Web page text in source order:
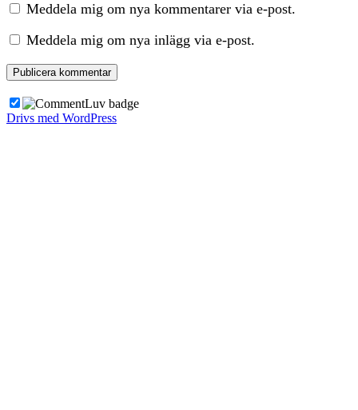
Meddela mig om nya kommentarer via e-post.
Meddela mig om nya inlägg via e-post.
Drivs med WordPress